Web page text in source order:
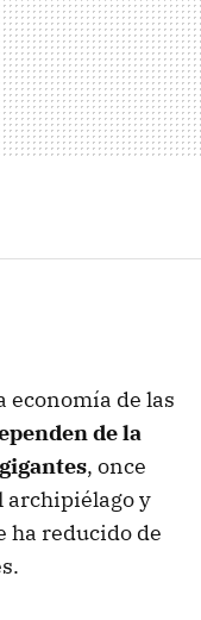
economía de las
de la
, once
archipiélago y
ha reducido de